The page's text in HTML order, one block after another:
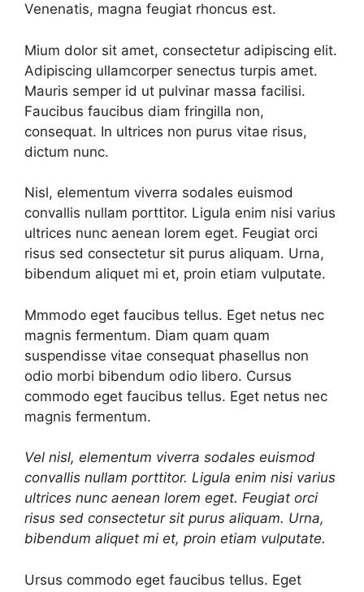
Venenatis, magna feugiat rhoncus est.
Mium dolor sit amet, consectetur adipiscing elit.
Adipiscing ullamcorper senectus turpis amet.
Mauris semper id ut pulvinar massa facilisi.
Faucibus faucibus diam fringilla non,
consequat. In ultrices non purus vitae risus,
dictum nunc.
Nisl, elementum viverra sodales euismod
convallis nullam porttitor. Ligula enim nisi varius
ultrices nunc aenean lorem eget. Feugiat orci
risus sed consectetur sit purus aliquam. Urna,
bibendum aliquet mi et, proin etiam vulputate.
Mmmodo eget faucibus tellus. Eget netus nec
magnis fermentum. Diam quam quam
suspendisse vitae consequat phasellus non
odio morbi bibendum odio libero. Cursus
commodo eget faucibus tellus. Eget netus nec
magnis fermentum.
Vel nisl, elementum viverra sodales euismod
convallis nullam porttitor. Ligula enim nisi varius
ultrices nunc aenean lorem eget. Feugiat orci
risus sed consectetur sit purus aliquam. Urna,
bibendum aliquet mi et, proin etiam vulputate.
Ursus commodo eget faucibus tellus. Eget